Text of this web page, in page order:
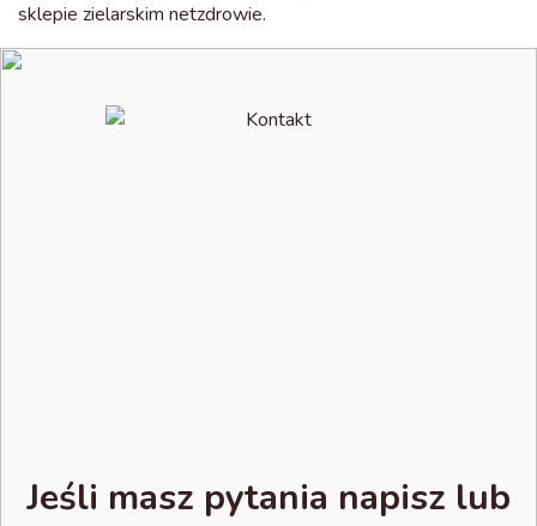
sklepie zielarskim netzdrowie.
Jeśli masz pytania napisz lub